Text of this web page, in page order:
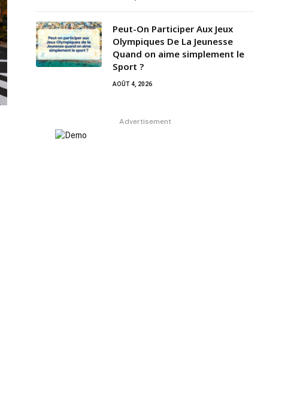
Peut-On Participer Aux Jeux
Olympiques De La Jeunesse
Quand on aime simplement le
Sport ?
AOÛT 4, 2026
Advertisement